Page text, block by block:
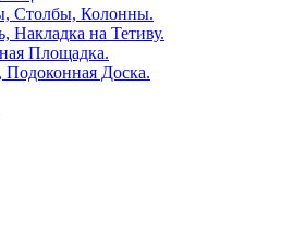
Столбы, Колонны.
Накладка на Тетиву.
Площадка.
Подоконная Доска.